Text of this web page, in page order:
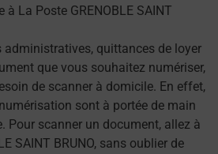
à La Poste GRENOBLE SAINT
administratives, quittances de loyer
que vous souhaitez numériser,
de scanner à domicile. En effet,
sont à portée de main
Pour scanner un document, allez à
SAINT BRUNO, sans oublier de